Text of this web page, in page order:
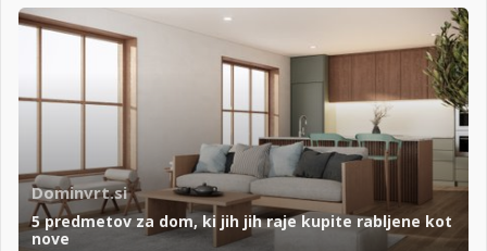
Dominvrt.si
5 predmetov za dom, ki jih jih raje kupite rabljene kot
nove